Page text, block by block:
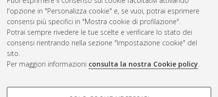
l'opzione in "Personalizza cookie" e, se vuoi, potrai esprimere
consensi più specifici in "Mostra cookie di profilazione".
Potrai sempre rivedere le tue scelte e verificare lo stato dei
consensi rientrando nella sezione "Impostazione cookie" del
sito.
Per maggiori informazioni consulta la nostra Cookie policy.
COOKIE DI PROFILAZIONE -
Atom
Rss
2.0
AMS Acta
ISSN: 2038-7954
re3data.org -
doi.org/10.17616/R3P19R
Servizio implementato e
Impostazioni Cookie